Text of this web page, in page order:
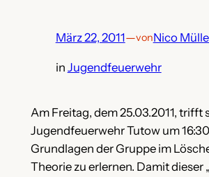
März 22, 2011—vonNico
in Jugendfeuerwehr
Am Freitag, dem 25.03.2011, trifft
Jugendfeuerwehr Tutow um
Grundlagen der Gruppe im
Theorie zu erlernen. Damit dieser